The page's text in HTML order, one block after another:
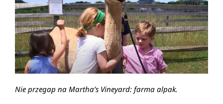
Nie przegap na Martha’s Vineyard: farma alpak.